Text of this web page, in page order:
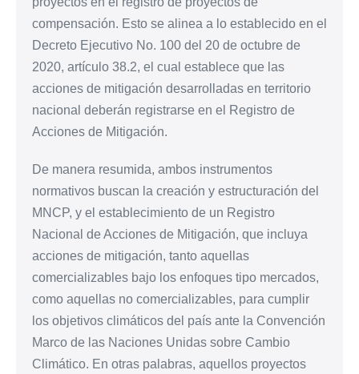
compensación. Esto se alinea a lo establecido en el
Decreto Ejecutivo No. 100 del 20 de octubre de
2020, artículo 38.2, el cual establece que las
acciones de mitigación desarrolladas en territorio
nacional deberán registrarse en el Registro de
Acciones de Mitigación.
De manera resumida, ambos instrumentos
normativos buscan la creación y estructuración del
MNCP, y el establecimiento de un Registro
Nacional de Acciones de Mitigación, que incluya
acciones de mitigación, tanto aquellas
comercializables bajo los enfoques tipo mercados,
como aquellas no comercializables, para cumplir
los objetivos climáticos del país ante la Convención
Marco de las Naciones Unidas sobre Cambio
Climático. En otras palabras, aquellos proyectos